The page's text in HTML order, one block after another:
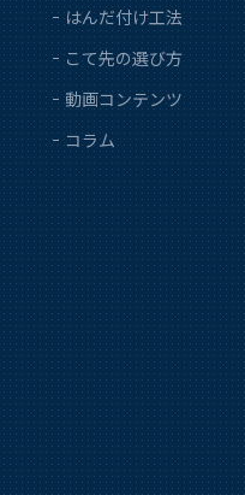
はんだ付け工法
こて先の選び方
動画コンテンツ
コラム